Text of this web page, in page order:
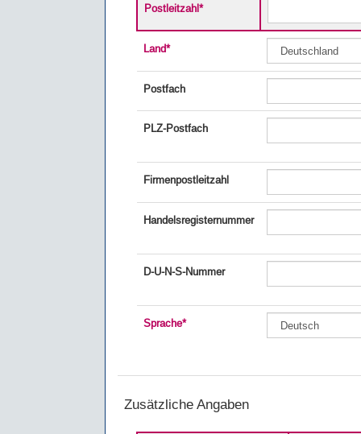
Postleitzahl *
Land*
Postfach
PLZ-Postfach
Firmenpostleitzahl
Handelsregisternummer
D-U-N-S-Nummer
Sprache*
Zusätzliche Angaben